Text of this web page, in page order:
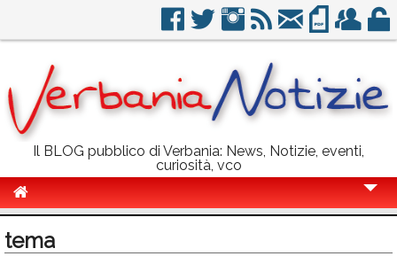
Il BLOG pubblico di Verbania: News, Notizie, eventi,
curiosità, vco
Politica
tema